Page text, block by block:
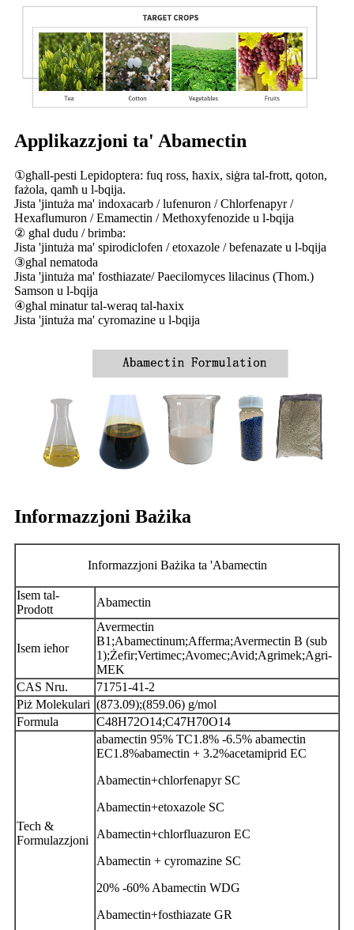
Applikazzjoni ta' Abamectin
①għall-pesti Lepidoptera: fuq ross, ħaxix, siġra tal-frott, qoton,
fażola, qamħ u l-bqija.
Jista 'jintuża ma' indoxacarb / lufenuron / Chlorfenapyr /
Hexaflumuron / Emamectin / Methoxyfenozide u l-bqija
② għal dudu / brimba:
Jista 'jintuża ma' spirodiclofen / etoxazole / befenazate u l-bqija
③għal nematoda
Jista 'jintuża ma' fosthiazate/ Paecilomyces lilacinus (Thom.)
Samson u l-bqija
④għal minatur tal-weraq tal-ħaxix
Jista 'jintuża ma' cyromazine u l-bqija
Informazzjoni Bażika
Informazzjoni Bażika ta 'Abamectin
Isem tal-
Prodott
Abamectin
Isem ieħor
Avermectin
B1;Abamectinum;Afferma;Avermectin B (sub
1);Żefir;Vertimec;Avomec;Avid;Agrimek;Agri-
MEK
CAS Nru.
71751-41-2
Piż Molekulari (873.09);(859.06) g/mol
Formula
C48H72O14;C47H70O14
Tech &
Formulazzjoni
abamectin 95% TC1.8% -6.5% abamectin
EC1.8%abamectin + 3.2%acetamiprid EC
Abamectin+chlorfenapyr SC
Abamectin+etoxazole SC
Abamectin+chlorfluazuron EC
Abamectin + cyromazine SC
20% -60% Abamectin WDG
Abamectin+fosthiazate GR